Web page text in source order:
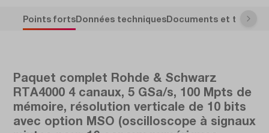
Points fortsDonnées techniquesDocuments et
Paquet complet Rohde & Schwarz
RTA4000 4 canaux, 5 GSa/s, 100 Mpts de
mémoire, résolution verticale de 10 bits
avec option MSO (oscilloscope à signaux